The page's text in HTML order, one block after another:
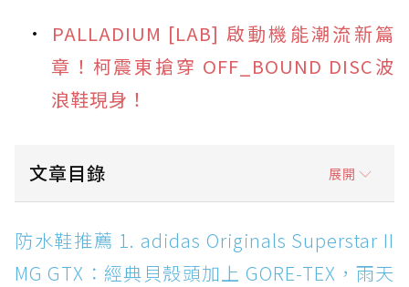
PALLADIUM [LAB] 啟動機能潮流新篇
章！柯震東搶穿 OFF_BOUND DISC波
浪鞋現身！
文章目錄 展開
防水鞋推薦 1. adidas Originals Superstar II
MG GTX：經典貝殼頭加上 GORE-TEX，雨天街
頭穿搭神鞋
防水鞋推薦 1. adidas Originals Superstar II
MG GTX：經典貝殼頭加上 GORE-TEX，雨天